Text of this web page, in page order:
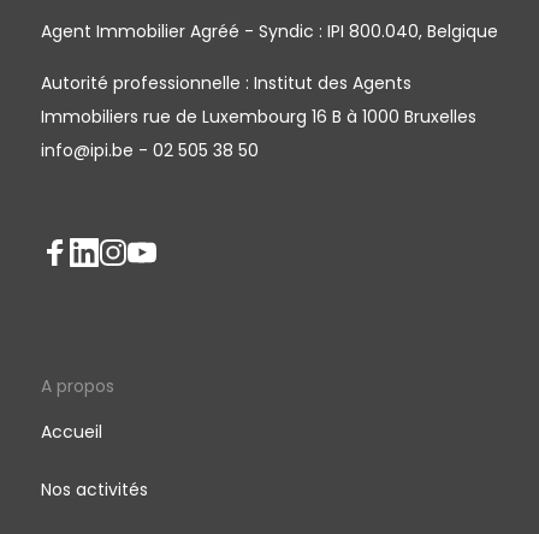
Agent Immobilier Agréé - Syndic : IPI 800.040, Belgique
Autorité professionnelle : Institut des Agents
Immobiliers rue de Luxembourg 16 B à 1000 Bruxelles
info@ipi.be - 02 505 38 50
A propos
Accueil
Nos activités